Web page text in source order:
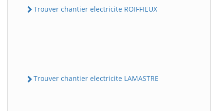
Trouver chantier electricite ROIFFIEUX
Trouver chantier electricite LAMASTRE